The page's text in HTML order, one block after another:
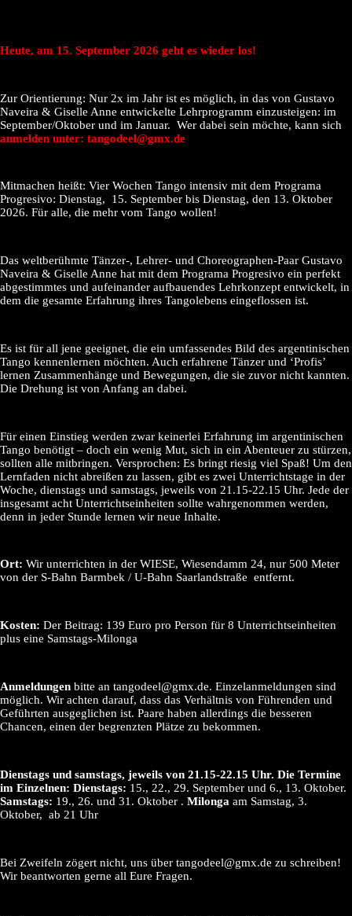
Heute, am 15. September 2026 geht es wieder los!
Zur Orientierung: Nur 2x im Jahr ist es möglich, in das von Gustavo
Naveira & Giselle Anne entwickelte Lehrprogramm einzusteigen: im
September/Oktober und im Januar. Wer dabei sein möchte, kann sich
anmelden unter: tangodeel@gmx.de
Mitmachen heißt: Vier Wochen Tango intensiv mit dem Programa
Progresivo: Dienstag, 15. September bis Dienstag, den 13. Oktober
2026. Für alle, die mehr vom Tango wollen!
Das weltberühmte Tänzer-, Lehrer- und Choreographen-Paar Gustavo
Naveira & Giselle Anne hat mit dem Programa Progresivo ein perfekt
abgestimmtes und aufeinander aufbauendes Lehrkonzept entwickelt, in
dem die gesamte Erfahrung ihres Tangolebens eingeflossen ist.
Es ist für all jene geeignet, die ein umfassendes Bild des argentinischen
Tango kennenlernen möchten. Auch erfahrene Tänzer und ‘Profis’
lernen Zusammenhänge und Bewegungen, die sie zuvor nicht kannten.
Die Drehung ist von Anfang an dabei.
Für einen Einstieg werden zwar keinerlei Erfahrung im argentinischen
Tango benötigt – doch ein wenig Mut, sich in ein Abenteuer zu stürzen,
sollten alle mitbringen. Versprochen: Es bringt riesig viel Spaß! Um den
Lernfaden nicht abreißen zu lassen, gibt es zwei Unterrichtstage in der
Woche, dienstags und samstags, jeweils von 21.15-22.15 Uhr. Jede der
insgesamt acht Unterrichtseinheiten sollte wahrgenommen werden,
denn in jeder Stunde lernen wir neue Inhalte.
Ort: Wir unterrichten in der WIESE, Wiesendamm 24, nur 500 Meter
von der S-Bahn Barmbek / U-Bahn Saarlandstraße entfernt.
Kosten: Der Beitrag: 139 Euro pro Person für 8 Unterrichtseinheiten
plus eine Samstags-Milonga
Anmeldungen bitte an tangodeel@gmx.de. Einzelanmeldungen sind
möglich. Wir achten darauf, dass das Verhältnis von Führenden und
Geführten ausgeglichen ist. Paare haben allerdings die besseren
Chancen, einen der begrenzten Plätze zu bekommen.
Dienstags und samstags, jeweils von 21.15-22.15 Uhr. Die Termine
im Einzelnen: Dienstags: 15., 22., 29. September und 6., 13. Oktober.
Samstags: 19., 26. und 31. Oktober . Milonga am Samstag, 3.
Oktober, ab 21 Uhr
Bei Zweifeln zögert nicht, uns über tangodeel@gmx.de zu schreiben!
Wir beantworten gerne all Eure Fragen.